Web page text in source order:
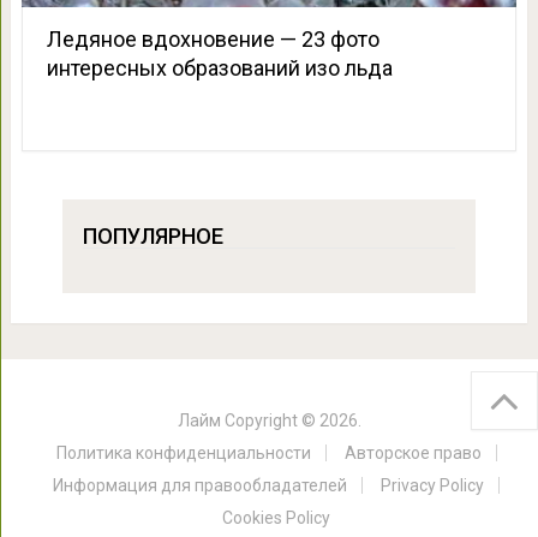
Ледяное вдохновение — 23 фото
интересных образований изо льда
ПОПУЛЯРНОЕ
Лайм Copyright © 2026.
Политика конфиденциальности
Авторское право
Информация для правообладателей
Privacy Policy
Cookies Policy